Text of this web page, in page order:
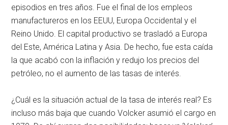
episodios en tres años. Fue el final de los empleos
manufactureros en los EEUU, Europa Occidental y el
Reino Unido. El capital productivo se trasladó a Europa
del Este, América Latina y Asia. De hecho, fue esta caída
la que acabó con la inflación y redujo los precios del
petróleo, no el aumento de las tasas de interés.
¿Cuál es la situación actual de la tasa de interés real? Es
incluso más baja que cuando Volcker asumió el cargo en